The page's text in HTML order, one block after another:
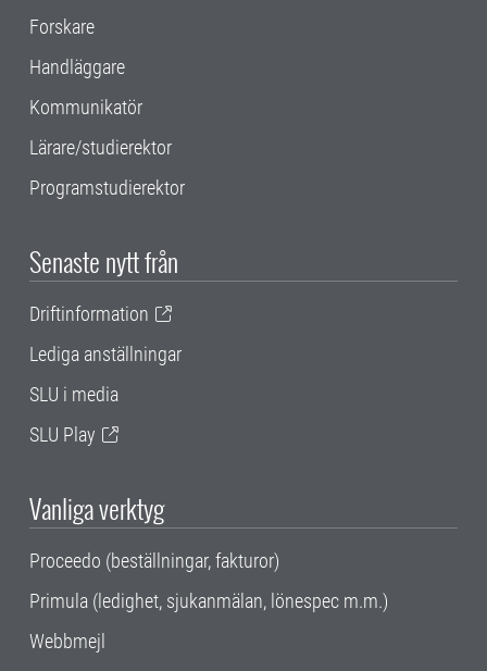
Forskare
Handläggare
Kommunikatör
Lärare/studierektor
Programstudierektor
Senaste nytt från
Driftinformation
Lediga anställningar
SLU i media
SLU Play
Vanliga verktyg
Proceedo (beställningar, fakturor)
Primula (ledighet, sjukanmälan, lönespec m.m.)
Webbmejl